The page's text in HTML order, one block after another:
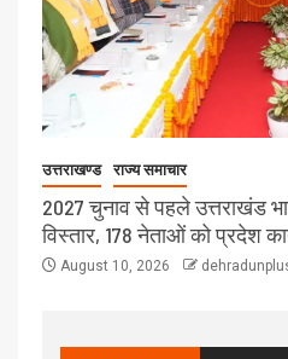
उत्तराखण्ड राज्य समाचार
2027 चुनाव से पहले उत्तराखंड
विस्तार, 178 नेताओं को प्रदेश
August 10, 2026